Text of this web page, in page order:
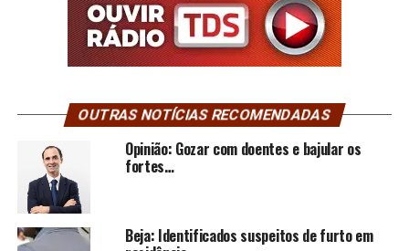
OUTRAS NOTÍCIAS RECOMENDADAS
Opinião: Gozar com doentes e bajular os
fortes…
Beja: Identificados suspeitos de furto em